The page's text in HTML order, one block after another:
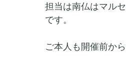
担当は南仏はマル
です。
ご本人も開催前か